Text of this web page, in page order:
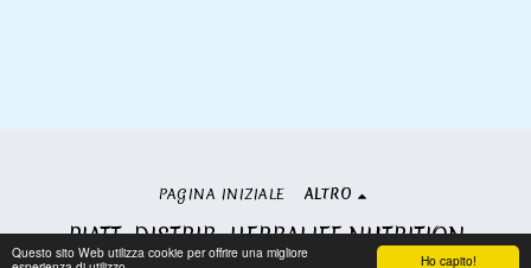
Ho capito!
Questo sito Web utilizza cookie per offrire una migliore
PIATT. DISTRIB. HERBALIFE NUTRITION
Copyright © 2026 Tutti i diritti riservati
PAGINA INIZIALE ALTRO